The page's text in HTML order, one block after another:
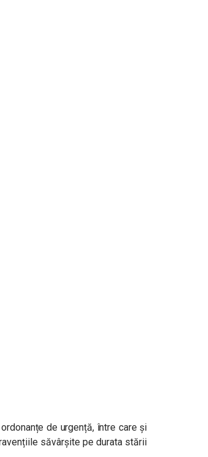
de urgență, între care și
săvârșite pe durata stării